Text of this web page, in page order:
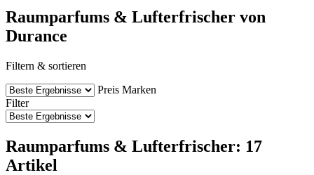
Raumparfums & Lufterfrischer von
Durance
Filtern & sortieren
Preis Marken
Filter
Raumparfums & Lufterfrischer: 17
Artikel